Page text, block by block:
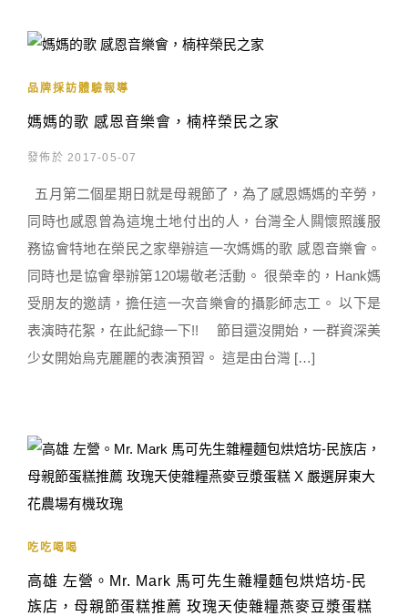
品牌採訪體驗報導
媽媽的歌 感恩音樂會，楠梓榮民之家
發佈於 2017-05-07
五月第二個星期日就是母親節了，為了感恩媽媽的辛勞，
同時也感恩曾為這塊土地付出的人，台灣全人闗懷照護服
務協會特地在榮民之家舉辦這一次媽媽的歌 感恩音樂會。
同時也是協會舉辦第120場敬老活動。 很榮幸的，Hank媽
受朋友的邀請，擔任這一次音樂會的攝影師志工。 以下是
表演時花絮，在此紀錄一下!! 節目還沒開始，一群資深美
少女開始烏克麗麗的表演預習。 這是由台灣 […]
吃吃喝喝
高雄 左營。Mr. Mark 馬可先生雜糧麵包烘焙坊-民
族店，母親節蛋糕推薦 玫瑰天使雜糧燕麥豆漿蛋糕